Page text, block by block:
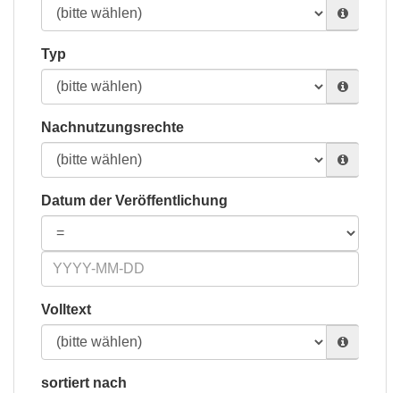
Typ
Nachnutzungsrechte
Datum der Veröffentlichung
Volltext
sortiert nach